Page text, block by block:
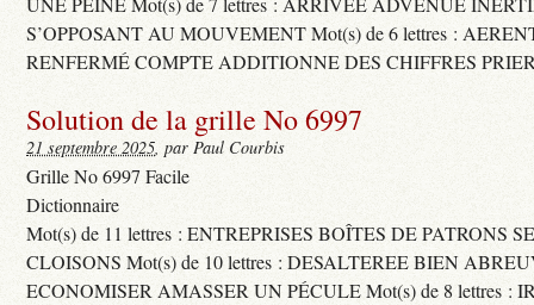
S’OPPOSANT AU MOUVEMENT Mot(s) de 6 lettres :
RENFERMÉ COMPTE ADDITIONNE DES CHIFFRES
Solution de la grille No 6997
21 septembre 2025, par Paul Courbis
Grille No 6997 Facile
Dictionnaire
Mot(s) de 11 lettres : ENTREPRISES BOÎTES DE PATRONS
CLOISONS Mot(s) de 10 lettres : DESALTEREE BIEN
ECONOMISER AMASSER UN PÉCULE Mot(s) de 8 lettres :